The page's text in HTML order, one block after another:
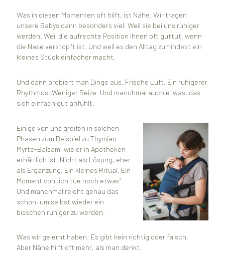
Was in diesen Momenten oft hilft, ist Nähe. Wir tragen
unsere Babys dann besonders viel. Weil sie bei uns ruhiger
werden. Weil die aufrechte Position ihnen oft guttut, wenn
die Nase verstopft ist. Und weil es den Alltag zumindest ein
kleines Stück einfacher macht.
Und dann probiert man Dinge aus. Frische Luft. Ein ruhigerer
Rhythmus. Weniger Reize. Und manchmal auch etwas, das
sich einfach gut anfühlt.
Einige von uns greifen in solchen
Phasen zum Beispiel zu Thymian-
Myrte-Balsam, wie er in Apotheken
erhältlich ist. Nicht als Lösung, eher
als Ergänzung. Ein kleines Ritual. Ein
Moment von „ich tue noch etwas“.
Und manchmal reicht genau das
schon, um selbst wieder ein
bisschen ruhiger zu werden.
Was wir gelernt haben: Es gibt kein richtig oder falsch.
Aber Nähe hilft oft mehr, als man denkt.